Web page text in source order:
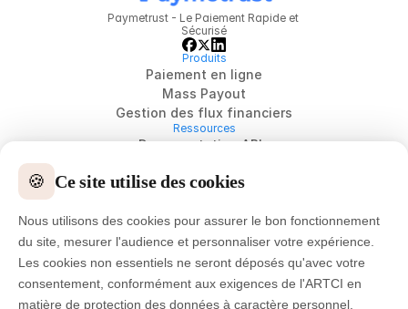
Paymetrust - Le Paiement Rapide et
Sécurisé
Produits
Paiement en ligne
Mass Payout
Gestion des flux financiers
Ressources
Documentation APIs
Actualités & Médias
Support
Société
Qui sommes-nous
Carrières
Notre culture
🍪 Ce site utilise des cookies
Nous utilisons des cookies pour assurer le bon fonctionnement
du site, mesurer l'audience et personnaliser votre expérience.
Les cookies non essentiels ne seront déposés qu'avec votre
consentement, conformément aux exigences de l'ARTCI en
matière de protection des données à caractère personnel.